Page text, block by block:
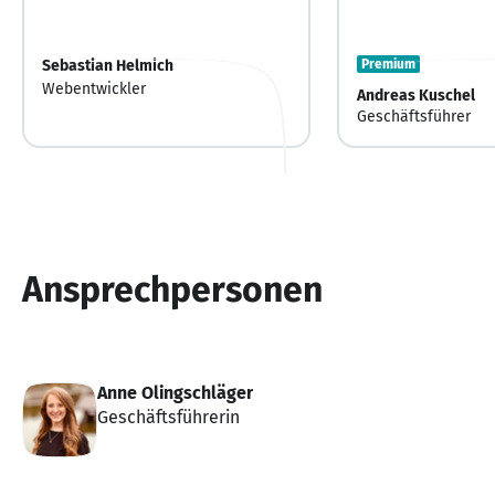
Sebastian Helmich
Webentwickler
Premium
Andreas Kuschel
Geschäftsführer
Ansprechpersonen
Anne Olingschläger
Geschäftsführerin